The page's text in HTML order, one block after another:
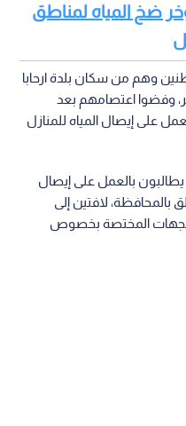
ضخ المياه لمناطق
وهم من سكان بلدة ارحابا
وفضوا اعتصامهم بعد
على إيصال المياه للمنازل
بالعمل على إيصال
بالمحافظة، لافتين إلى
الجهات المختصة بخصوص